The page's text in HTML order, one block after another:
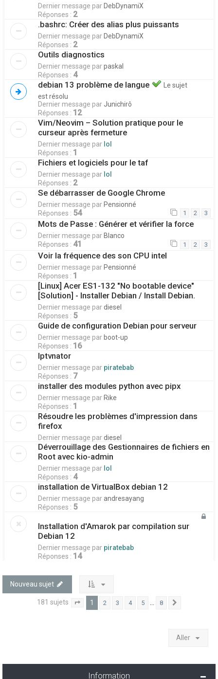
Dernier message par DebDynamiX
Réponses : 2
.bashrc: Créer des alias plus puissants
Dernier message par DebDynamiX
Réponses : 2
Outils diagnostics
Dernier message parpaskal
Réponses : 4
debian 13 problème de langue
Le sujet
est résolu
Dernier message par Junichirô
Réponses : 12
Vim/Neovim – Solution pratique pour le
curseur après fermeture
Dernier message par lol
Réponses : 1
Fichiers et logiciels pour le taf
Dernier message par lol
Réponses : 2
Se débarrasser de Google Chrome
Dernier message par Pensionné
Réponses : 54 1 2 3
Mots de Passe : Générer et vérifier la force
Dernier message par Blanco
Réponses : 41 1 2 3
Voir la fréquence des son CPU intel
Dernier message parPensionné
Réponses : 1
[Linux] Acer ES1-132 "No bootable device"
[Solution] - Installer Debian / Install Debian.
Dernier message pardiesel
Réponses : 5
Guide de configuration Debian pour serveur
Dernier message parboot-up
Réponses : 16
Iptvnator
Dernier message par piratebab
Réponses : 7
installer des modules python avec pipx
Dernier message parRike
Réponses : 1
Résoudre les problèmes d'impression dans
firefox
Dernier message pardiesel
Déverrouillage des Gestionnaires de fichiers en
Root avec kio-admin
Dernier message par lol
Réponses : 4
installation de VirtualBox debian 12
Dernier message parandresayang
Réponses : 5
Installation d'Amarok par compilation sur
Debian 12
Dernier message par piratebab
Réponses : 14
Nouveau sujet
181 sujets Page sur 8
1 2 3 4 5 8
Aller
Information